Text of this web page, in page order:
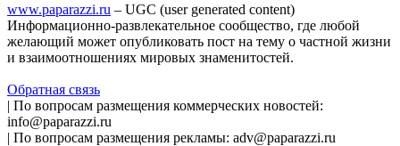
www.paparazzi.ru – UGC (user generated content)
Информационно-развлекательное сообщество, где любой
желающий может опубликовать пост на тему о частной жизни
и взаимоотношениях мировых знаменитостей.
Обратная связь
| По вопросам размещения коммерческих новостей:
info@paparazzi.ru
| По вопросам размещения рекламы: adv@paparazzi.ru